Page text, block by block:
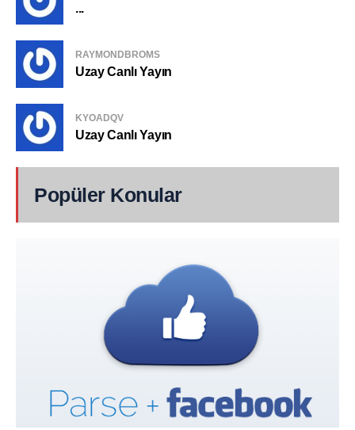
...
RAYMONDBROMS
Uzay Canlı Yayın
KYOADQV
Uzay Canlı Yayın
Popüler Konular